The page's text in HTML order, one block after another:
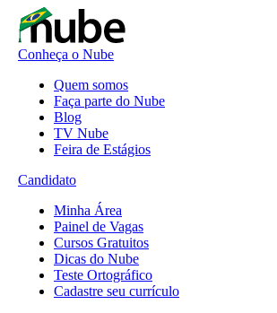
Conheça o Nube
Quem somos
Faça parte do Nube
Blog
TV Nube
Feira de Estágios
Candidato
Minha Área
Painel de Vagas
Cursos Gratuitos
Dicas do Nube
Teste Ortográfico
Cadastre seu currículo